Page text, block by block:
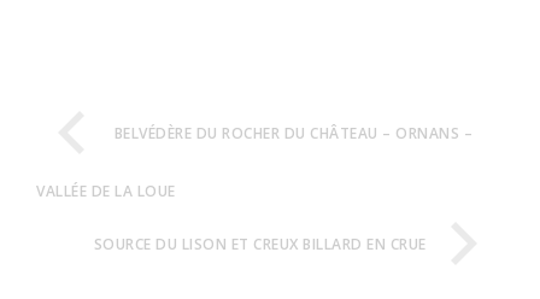
BELVÉDÈRE DU ROCHER DU CHÂTEAU – ORNANS –
VALLÉE DE LA LOUE
SOURCE DU LISON ET CREUX BILLARD EN CRUE